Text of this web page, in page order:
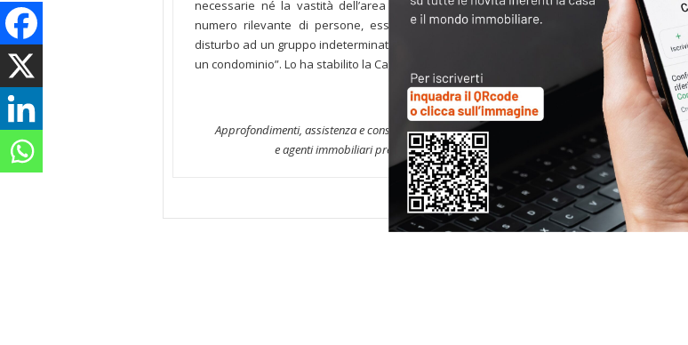
necessarie né la vastità dell’area interessata dalle emissioni sonore, né il disturbo
numero rilevante di persone, essendo sufficiente che i rumori siano idonei ad
disturbo ad un gruppo indeterminato di persone, anche se raccolte in un ambito ristretto,
un condominio”. Lo ha stabilito la Cassazione (sent. n. 18521/’18, inedita).
* * *
Approfondimenti, assistenza e consulenza per proprietari di casa, amministratori di condominio
e agenti immobiliari presso leAssociazioni territoriali di Confedilizia